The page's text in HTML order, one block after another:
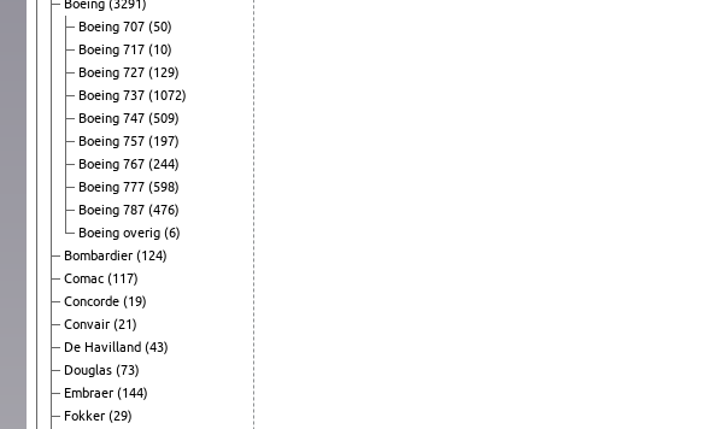
Boeing (3291)
Boeing 707 (50)
Boeing 717 (10)
Boeing 727 (129)
Boeing 737 (1072)
Boeing 747 (509)
Boeing 757 (197)
Boeing 767 (244)
Boeing 777 (598)
Boeing 787 (476)
Boeing overig (6)
Bombardier (124)
Comac (117)
Concorde (19)
Convair (21)
De Havilland (43)
Douglas (73)
Embraer (144)
Fokker (29)